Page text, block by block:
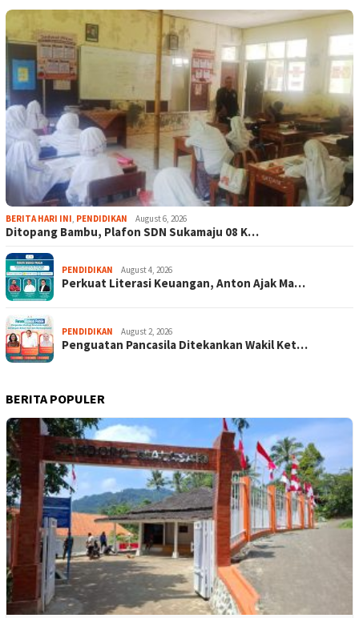
BERITA HARI INI, PENDIDIKAN August 6, 2026
Ditopang Bambu, Plafon SDN Sukamaju 08 K…
PENDIDIKAN August 4, 2026
Perkuat Literasi Keuangan, Anton Ajak Ma…
PENDIDIKAN August 2, 2026
Penguatan Pancasila Ditekankan Wakil Ket…
BERITA POPULER